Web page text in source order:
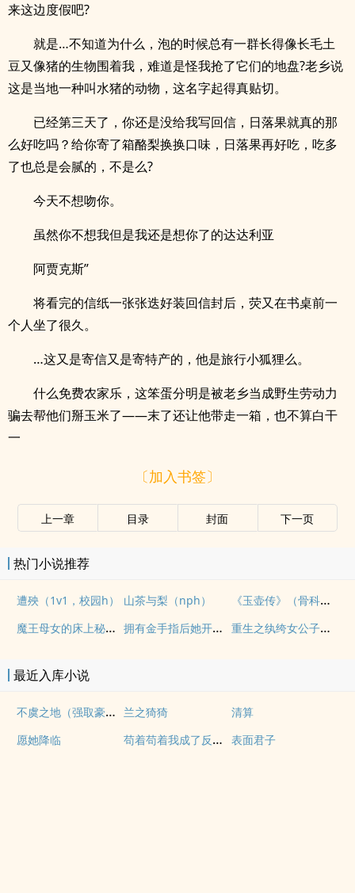
来这边度假吧?
就是…不知道为什么，泡的时候总有一群长得像长毛土
豆又像猪的生物围着我，难道是怪我抢了它们的地盘?老乡说
这是当地一种叫水猪的动物，这名字起得真贴切。
已经第三天了，你还是没给我写回信，日落果就真的那
么好吃吗？给你寄了箱酪梨换换口味，日落果再好吃，吃多
了也总是会腻的，不是么?
今天不想吻你。
虽然你不想我但是我还是想你了的达达利亚
阿贾克斯”
将看完的信纸一张张迭好装回信封后，荧又在书桌前一
个人坐了很久。
…这又是寄信又是寄特产的，他是旅行小狐狸么。
什么免费农家乐，这笨蛋分明是被老乡当成野生劳动力
骗去帮他们掰玉米了——末了还让他带走一箱，也不算白干
一
〔加入书签〕
上一章 目录 封面 下一页
热门小说推荐
遭殃（1v1，校园h） 山茶与梨（nph）
《玉壶传》（骨科）（兄妹）（np）
魔王母女的床上秘情（gl乱伦）
拥有金手指后她开始为所欲为（nph） 重生之纨绔女公子（NPH）
最近入库小说
不虞之地（强取豪夺 1v2 男替身 包养） 兰之猗猗
清算
愿她降临
苟着苟着我成了反派真爱 表面君子